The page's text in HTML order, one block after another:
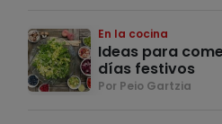
En la cocina
Ideas para
días festivos
Por Peio Gartzia